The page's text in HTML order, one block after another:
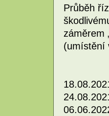
Průběh
záměrem
(umístění